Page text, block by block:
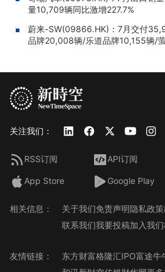
量10,709辆同比激增227.7%
蔚来-SW(09866.HK)：7月交付
品牌20,008辆/乐道品牌10,155辆/
关注我们：
RSS订阅 API订阅
App Store Google Play
相关信息： 关于我们免责声明隐私政策
联系我们我要投稿加入我们
友情链接： 东方财富格隆汇IPO富途牛